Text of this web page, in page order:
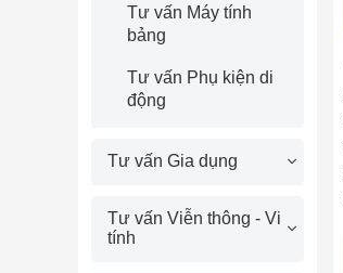
Tư vấn Máy tính
bảng
Tư vấn Phụ kiện di
động
Tư vấn Gia dụng
Tư vấn Viễn thông - Vi
tính